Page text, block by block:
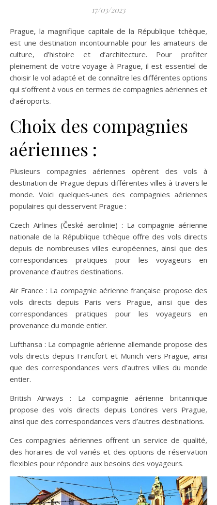
17/03/2023
Prague, la magnifique capitale de la République tchèque,
est une destination incontournable pour les amateurs de
culture, d’histoire et d’architecture. Pour profiter
pleinement de votre voyage à Prague, il est essentiel de
choisir le vol adapté et de connaître les différentes options
qui s’offrent à vous en termes de compagnies aériennes et
d’aéroports.
Choix des compagnies
aériennes :
Plusieurs compagnies aériennes opèrent des vols à
destination de Prague depuis différentes villes à travers le
monde. Voici quelques-unes des compagnies aériennes
populaires qui desservent Prague :
Czech Airlines (České aerolinie) : La compagnie aérienne
nationale de la République tchèque offre des vols directs
depuis de nombreuses villes européennes, ainsi que des
correspondances pratiques pour les voyageurs en
provenance d’autres destinations.
Air France : La compagnie aérienne française propose des
vols directs depuis Paris vers Prague, ainsi que des
correspondances pratiques pour les voyageurs en
provenance du monde entier.
Lufthansa : La compagnie aérienne allemande propose des
vols directs depuis Francfort et Munich vers Prague, ainsi
que des correspondances vers d’autres villes du monde
entier.
British Airways : La compagnie aérienne britannique
propose des vols directs depuis Londres vers Prague,
ainsi que des correspondances vers d’autres destinations.
Ces compagnies aériennes offrent un service de qualité,
des horaires de vol variés et des options de réservation
flexibles pour répondre aux besoins des voyageurs.